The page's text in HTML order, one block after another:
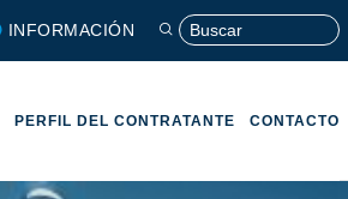
INFORMACIÓN
PERFIL DEL CONTRATANTE CONTACTO